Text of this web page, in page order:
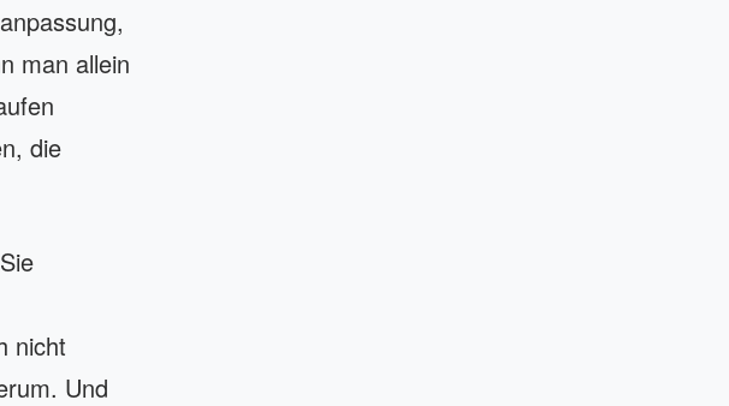
man allein
die
nicht
Und